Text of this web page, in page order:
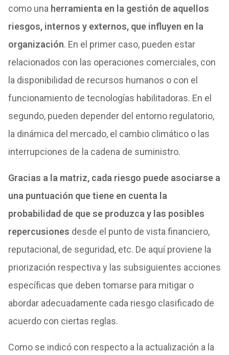
como una herramienta en la gestión de aquellos
riesgos, internos y externos, que influyen en la
organización. En el primer caso, pueden estar
relacionados con las operaciones comerciales, con
la disponibilidad de recursos humanos o con el
funcionamiento de tecnologías habilitadoras. En el
segundo, pueden depender del entorno regulatorio,
la dinámica del mercado, el cambio climático o las
interrupciones de la cadena de suministro.
Gracias a la matriz, cada riesgo puede asociarse a
una puntuación que tiene en cuenta la
probabilidad de que se produzca y las posibles
repercusiones desde el punto de vista financiero,
reputacional, de seguridad, etc. De aquí proviene la
priorización respectiva y las subsiguientes acciones
específicas que deben tomarse para mitigar o
abordar adecuadamente cada riesgo clasificado de
acuerdo con ciertas reglas.
Como se indicó con respecto a la actualización a la